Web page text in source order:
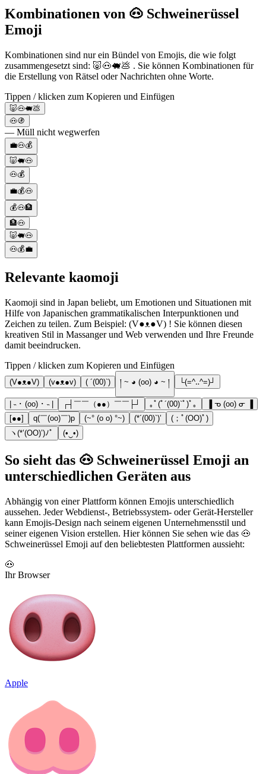
Kombinationen von 🐽 Schweinerüssel
Emoji
Kombinationen sind nur ein Bündel von Emojis, die wie folgt
zusammengesetzt sind: 🐷🐽🐖💩 . Sie können Kombinationen für
die Erstellung von Rätsel oder Nachrichten ohne Worte.
Tippen / klicken zum Kopieren und Einfügen
🐷🐽🐖💩
🐽🚯
— Müll nicht wegwerfen
💼🐽💰
🐷🐖🐽
🐽💰
💼💰🐽
💰🐽🏦
🏦🐽
🐷🐖🐽
🐽💰💼
Relevante kaomoji
Kaomoji sind in Japan beliebt, um Emotionen und Situationen mit
Hilfe von Japanischen grammatikalischen Interpunktionen und
Zeichen zu teilen. Zum Beispiel: (V●ᴥ●V) ! Sie können diesen
kreativen Stil in Massanger und Web verwenden und Ihre Freunde
damit beeindrucken.
Tippen / klicken zum Kopieren und Einfügen
(V●ᴥ●V) (v●ᴥ●v) ( ´(00)`) ། ~ ◕ (oo) ◕ ~ ། └(=^‥^=)┘
| ˵ ･ (oo) ･ ˵ | ┌┤￣￣（●●）￣￣├┘ ｡ﾟ(ﾟ´(00)`ﾟ)ﾟ｡
▐ ᓀ (oo) ᓂ ▐
[●●]
q(￣(oo)￣)p (~° (o o) °~) (*´(00)`)’
(；ﾟ(OO)ﾟ)
ヽ(*’(OO)’)ﾉﾟ
(•‿•)
So sieht das 🐽 Schweinerüssel Emoji an
unterschiedlichen Geräten aus
Abhängig von einer Plattform können Emojis unterschiedlich
aussehen. Jeder Webdienst-, Betriebssystem- oder Gerät-Hersteller
kann Emojis-Design nach seinem eigenen Unternehmensstil und
seiner eigenen Vision erstellen. Hier können Sie sehen wie das 🐽
Schweinerüssel Emoji auf den beliebtesten Plattformen aussieht:
🐽
Ihr Browser
Apple